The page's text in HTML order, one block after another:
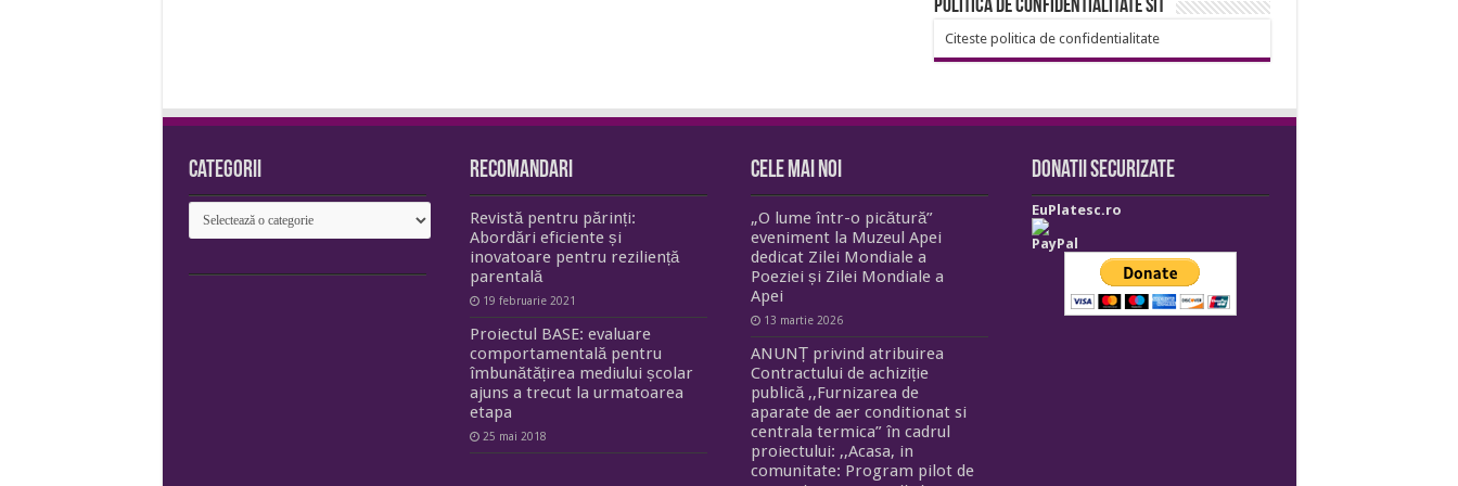
Politica de confidentialitate sit
Citeste politica de confidentialitate
Categorii
Categorii
Recomandari
Revistă pentru părinți:
Abordări eficiente și
inovatoare pentru reziliență
parentală
19 februarie 2021
Proiectul BASE: evaluare
comportamentală pentru
îmbunătățirea mediului școlar
ajuns a trecut la urmatoarea
etapa
25 mai 2018
Cele mai noi
„O lume într-o picătură”
eveniment la Muzeul Apei
dedicat Zilei Mondiale a
Poeziei și Zilei Mondiale a
Apei
13 martie 2026
ANUNȚ privind atribuirea
Contractului de achiziție
publică ,,Furnizarea de
aparate de aer conditionat si
centrala termica” în cadrul
proiectului: ,,Acasa, in
comunitate: Program pilot de
Donatii securizate
EuPlatesc.ro
PayPal